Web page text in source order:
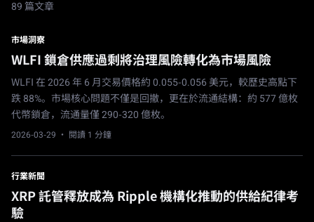
89 篇文章
市場洞察
WLFI 鎖倉供應過剩將治理風險轉化為市場風險
WLFI 在 2026 年 6 月交易價格約 0.055-0.056 美元，較歷史高點下
跌 88%。市場核心問題不僅是回撤，更在於流通結構：約 577 億枚
代幣鎖倉，流通量僅 290-320 億枚。
2026-03-29 · 閱讀 1 分鐘
行業新聞
XRP 託管釋放成為 Ripple 機構化推動的供給紀律考
驗